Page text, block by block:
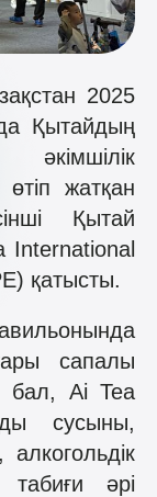
2025
Қытайдың
жатқан
Қытай
International
қатысты.
сапалы
бал, Ai Tea
сусыны,
әрі